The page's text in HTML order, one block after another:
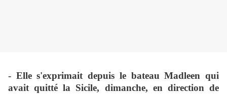
- Elle s'exprimait depuis le bateau Madleen qui
avait quitté la Sicile, dimanche, en direction de